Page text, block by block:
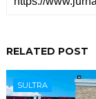
RELATED POST
SULTRA